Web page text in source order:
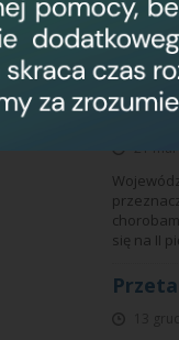
9 maja
›
21
się na II